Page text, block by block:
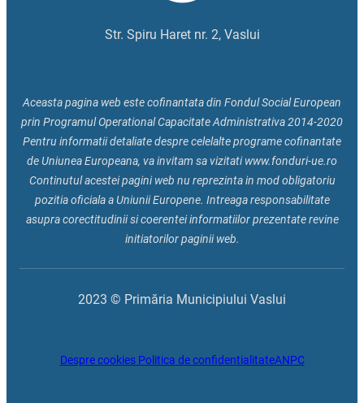
Str. Spiru Haret nr. 2, Vaslui
Aceasta pagina web este cofinantata din Fondul Social European
prin Programul Operational Capacitate Administrativa 2014-2020
Pentru informatii detaliate despre celelalte programe cofinantate
de Uniunea Europeana, va invitam sa vizitati www.fonduri-ue.ro
Continutul acestei pagini web nu reprezinta in mod obligatoriu
pozitia oficiala a Uniunii Europene. Intreaga responsabilitate
asupra corectitudinii si coerentei informatiilor prezentate revine
initiatorilor paginii web.
2023 © Primăria Municipiului Vaslui
Despre cookiesPolitica de confidentialitateANPC